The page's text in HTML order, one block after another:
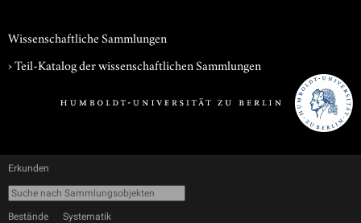
Wissenschaftliche Sammlungen
› Teil-Katalog der wissenschaftlichen Sammlungen
Erkunden
Bestände Systematik